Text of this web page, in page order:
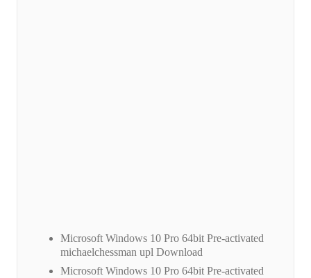
Microsoft Windows 10 Pro 64bit Pre-activated
michaelchessman upl Download
Microsoft Windows 10 Pro 64bit Pre-activated